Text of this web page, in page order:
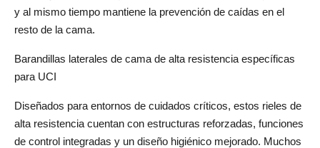
y al mismo tiempo mantiene la prevención de caídas en el
resto de la cama.
Barandillas laterales de cama de alta resistencia específicas
para UCI
Diseñados para entornos de cuidados críticos, estos rieles de
alta resistencia cuentan con estructuras reforzadas, funciones
de control integradas y un diseño higiénico mejorado. Muchos